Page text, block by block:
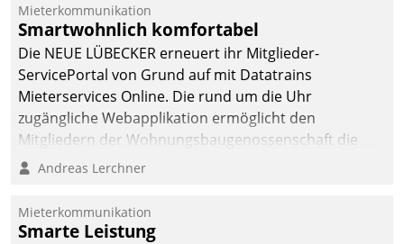
Mieterkommunikation
Smartwohnlich komfortabel
Die NEUE LÜBECKER erneuert ihr Mitglieder-
ServicePortal von Grund auf mit Datatrains
Mieterservices Online. Die rund um die Uhr
zugängliche Webapplikation ermöglicht den
Mitgliedern der Wohnungs­bau­genossenschaft die
Kontaktaufnahme per Smartphone, Tablet oder PC.
Andreas Lerchner
Mieterkommunikation
Smarte Leistung